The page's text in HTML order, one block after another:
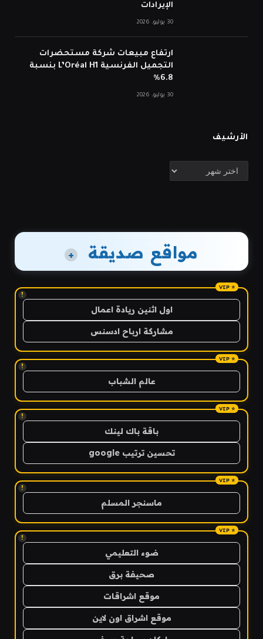
الإيرادات
30 يوليو، 2026
ارتفاع مبيعات شركة مستحضرات
التجميل الفرنسية L’Oréal H1 بنسبة
6.8%
30 يوليو، 2026
الأرشيف
الأرشيف
مواقع صديقة +
!
اول اثنين ريادة اعمال
مشاركة ارباح ادسنس
!
عالم الشباب
!
باقة باك لينك
تحسين ترتيب google
!
ماسنجر المسلم
!
ضوء التعليمي
صحيفة برق
موقع اشراقات
موقع اشراق اون لاين